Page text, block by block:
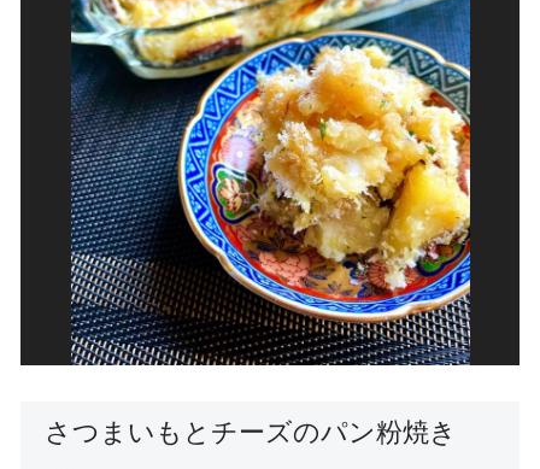
さつまいもとチーズのパン粉焼き